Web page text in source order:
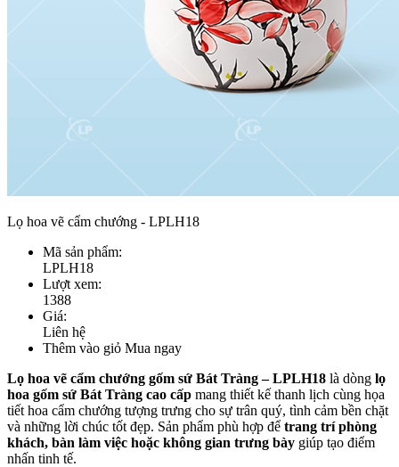
Lọ hoa vẽ cẩm chướng - LPLH18
Mã sản phẩm:
LPLH18
Lượt xem:
1388
Giá:
Liên hệ
Thêm vào giỏ Mua ngay
Lọ hoa vẽ cẩm chướng gốm sứ Bát Tràng – LPLH18 là dòng lọ
hoa gốm sứ Bát Tràng cao cấp mang thiết kế thanh lịch cùng họa
tiết hoa cẩm chướng tượng trưng cho sự trân quý, tình cảm bền chặt
và những lời chúc tốt đẹp. Sản phẩm phù hợp để trang trí phòng
khách, bàn làm việc hoặc không gian trưng bày giúp tạo điểm
nhấn tinh tế.